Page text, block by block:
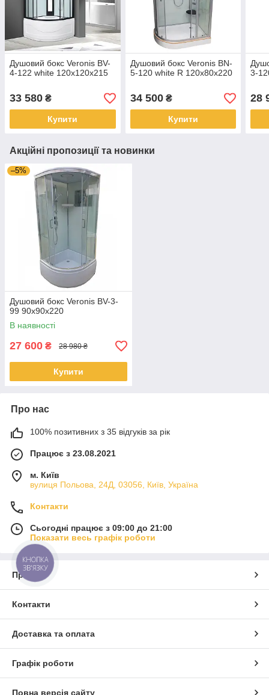
Душовий бокс Veronis BV-
4-122 white 120х120х215
33 580 ₴
Купити
Душовий бокс Veronis BN-
5-120 white R 120х80х220
34 500₴
Купити
3-
28
Акційні пропозиції та новинки
–5%
Душовий бокс Veronis BV-3-
99 90x90x220
В наявності
27 600 ₴ 28 980 ₴
Купити
Про нас
100% позитивних з 35 відгуків за рік
Працює з 23.08.2021
м. Київ
вулиця Польова, 24Д, 03056, Київ, Україна
Контакти
Сьогодні працює з 09:00 до 21:00
Показати весь графік роботи
Про нас
Контакти
Доставка та оплата
Графік роботи
Повна версія сайту
КНОПКА
ЗВ'ЯЗКУ